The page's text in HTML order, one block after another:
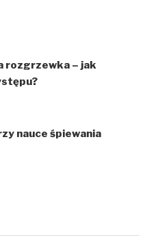
rozgrzewka – jak
nauce śpiewania